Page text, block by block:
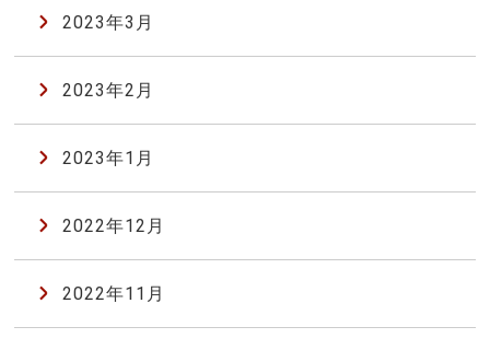
2023年3月
2023年2月
2023年1月
2022年12月
2022年11月